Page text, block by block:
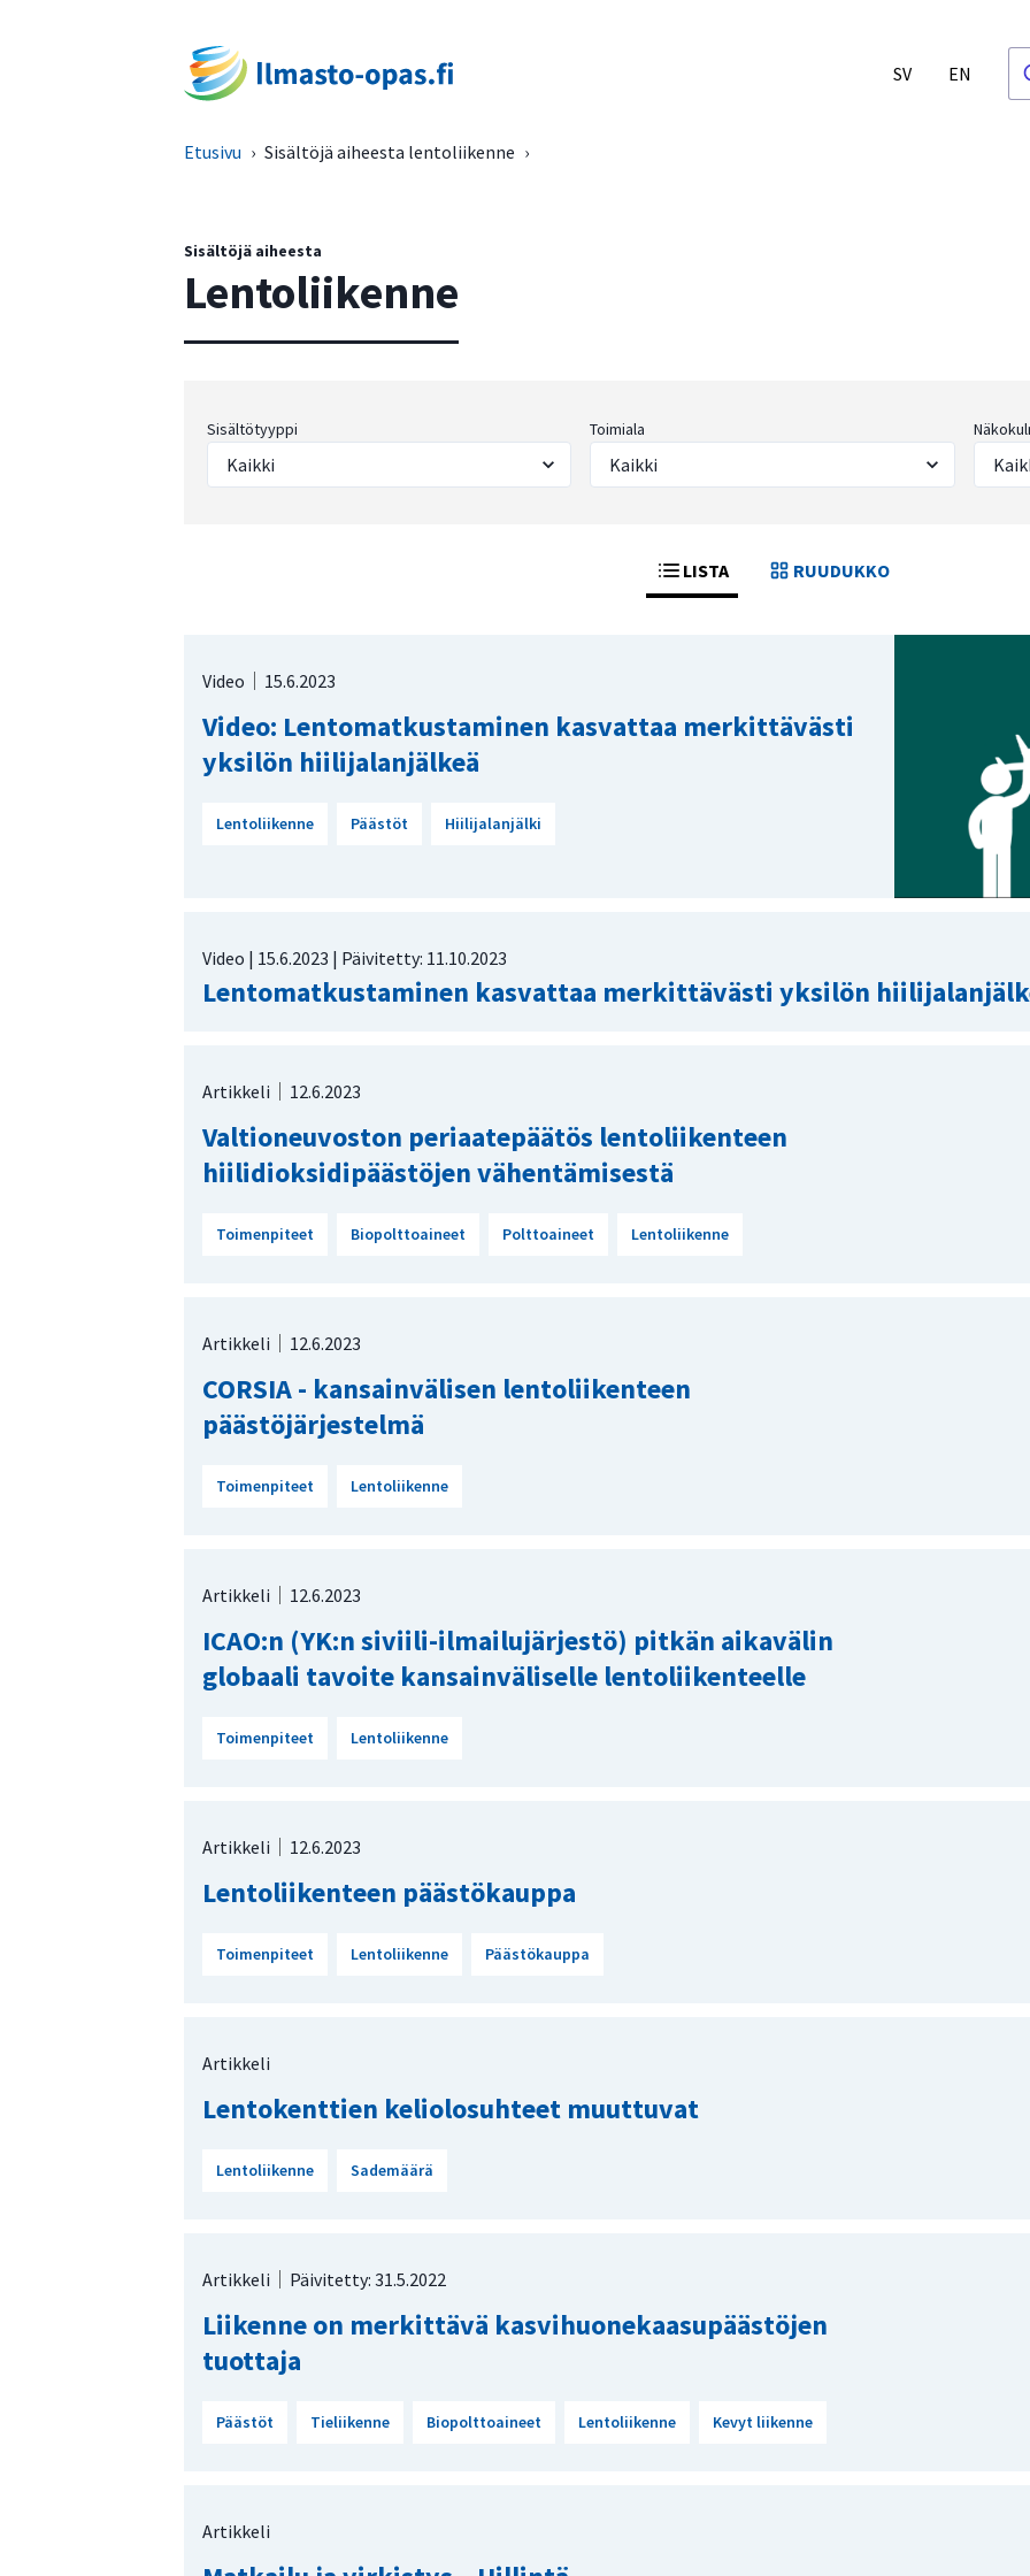
SV EN
Etusivu › Sisältöjä aiheesta lentoliikenne ›
Sisältöjä aiheesta
Lentoliikenne
Sisältötyyppi Toimiala
LISTA RUUDUKKO
Video 15.6.2023
Video: Lentomatkustaminen kasvattaa merkittävästi
yksilön hiilijalanjälkeä
Lentoliikenne Päästöt Hiilijalanjälki
Video | 15.6.2023 | Päivitetty: 11.10.2023
Lentomatkustaminen kasvattaa merkittävästi yksilön
Artikkeli 12.6.2023
Valtioneuvoston periaatepäätös lentoliikenteen
hiilidioksidipäästöjen vähentämisestä
Toimenpiteet Biopolttoaineet Polttoaineet Lentoliikenne
Artikkeli 12.6.2023
CORSIA - kansainvälisen lentoliikenteen
päästöjärjestelmä
Toimenpiteet Lentoliikenne
Artikkeli 12.6.2023
ICAO:n (YK:n siviili-ilmailujärjestö) pitkän aikavälin
globaali tavoite kansainväliselle lentoliikenteelle
Toimenpiteet Lentoliikenne
Artikkeli 12.6.2023
Lentoliikenteen päästökauppa
Toimenpiteet Lentoliikenne Päästökauppa
Artikkeli
Lentokenttien keliolosuhteet muuttuvat
Lentoliikenne Sademäärä
Artikkeli Päivitetty: 31.5.2022
Liikenne on merkittävä kasvihuonekaasupäästöjen
tuottaja
Päästöt Tieliikenne Biopolttoaineet Lentoliikenne Kevyt liikenne
Artikkeli